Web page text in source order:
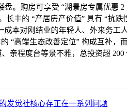
。购房可享受 “湖景房专属优惠
长丰的 “产居房产价值” 具有 “抗跌
本对刚结业的年轻人、外来务工
“高端生态改善定位” 构成互补，
亲程度台等景不雅，总投资超 200
发觉社核心存正在一系列问题